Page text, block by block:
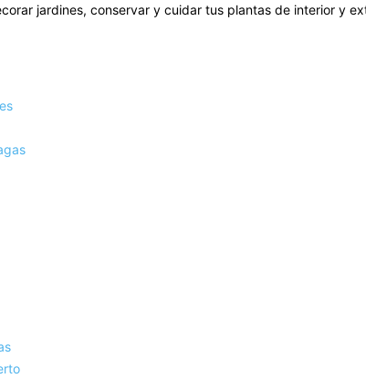
jardines, conservar y cuidar tus plantas de interior y